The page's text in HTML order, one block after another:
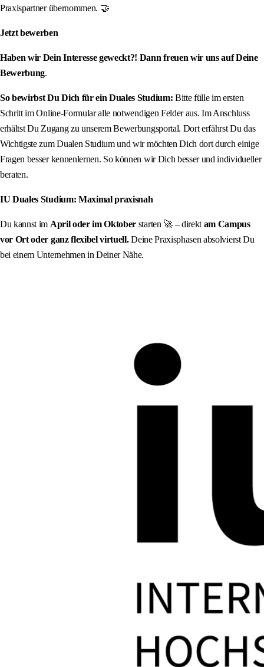
Praxispartner übernommen. 🤝
Jetzt bewerben
Haben wir Dein Interesse geweckt?! Dann freuen wir uns auf Deine
Bewerbung.
So bewirbst Du Dich für ein Duales Studium: Bitte fülle im ersten
Schritt im Online-Formular alle notwendigen Felder aus. Im Anschluss
erhältst Du Zugang zu unserem Bewerbungsportal. Dort erfährst Du das
Wichtigste zum Dualen Studium und wir möchten Dich dort durch einige
Fragen besser kennenlernen. So können wir Dich besser und individueller
beraten.
IU Duales Studium: Maximal praxisnah
Du kannst im April oder im Oktober starten 🚀 – direkt am Campus
vor Ort oder ganz flexibel virtuell.Deine Praxisphasen absolvierst Du
bei einem Unternehmen in Deiner Nähe.